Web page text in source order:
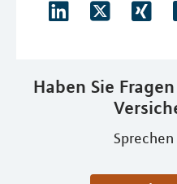
Haben Sie